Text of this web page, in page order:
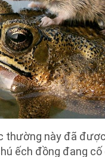
thường này đã
ếch đồng đang cố